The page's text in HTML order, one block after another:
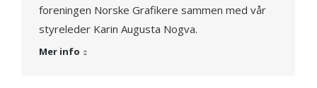
foreningen Norske Grafikere sammen med vår
styreleder Karin Augusta Nogva.
Mer info